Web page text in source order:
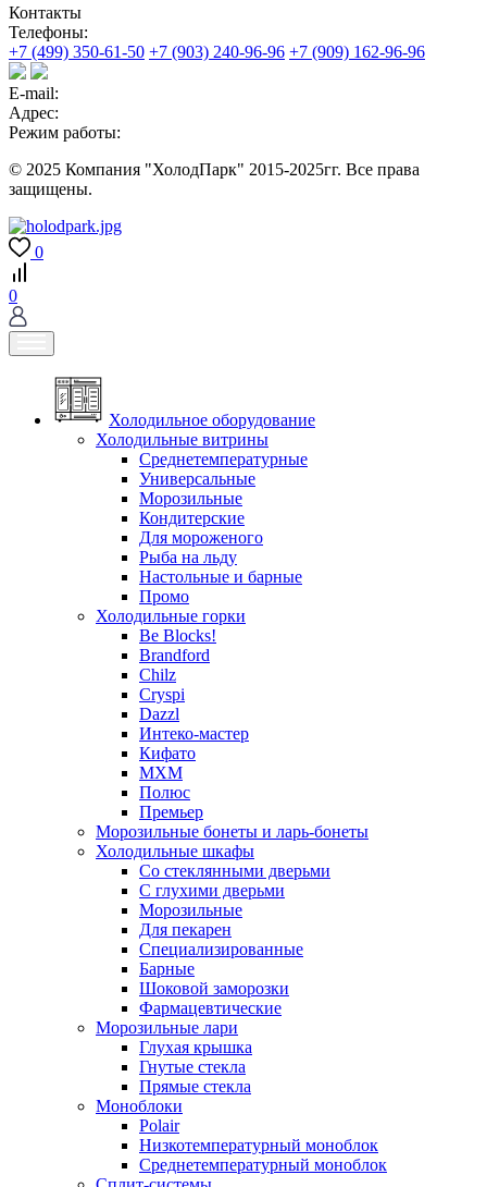
Контакты
Телефоны:
+7 (499) 350-61-50 +7 (903) 240-96-96 +7 (909) 162-96-96
E-mail:
Адрес:
Режим работы:
© 2025 Компания "ХолодПарк" 2015-2025гг. Все права
защищены.
0
0
Холодильное оборудование
Холодильные витрины
Среднетемпературные
Универсальные
Морозильные
Кондитерские
Для мороженого
Рыба на льду
Настольные и барные
Промо
Холодильные горки
Be Blocks!
Brandford
Chilz
Cryspi
Dazzl
Интеко-мастер
Кифато
МХМ
Полюс
Премьер
Морозильные бонеты и ларь-бонеты
Холодильные шкафы
Со стеклянными дверьми
С глухими дверьми
Морозильные
Для пекарен
Специализированные
Барные
Шоковой заморозки
Фармацевтические
Морозильные лари
Глухая крышка
Гнутые стекла
Прямые стекла
Моноблоки
Polair
Низкотемпературный моноблок
Среднетемпературный моноблок